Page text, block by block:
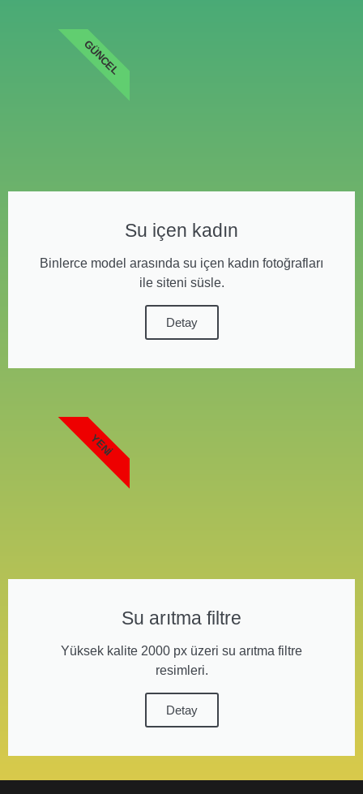
Su içen kadın
Binlerce model arasında su içen kadın fotoğrafları
ile siteni süsle.
Detay
GÜNCEL
Su arıtma filtre
Yüksek kalite 2000 px üzeri su arıtma filtre
resimleri.
Detay
YENI